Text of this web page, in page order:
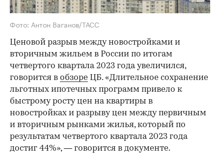
Фото: Антон Ваганов/ТАСС
Ценовой разрыв между новостройками и
вторичным жильем в России по итогам
четвертого квартала 2023 года увеличился,
говорится в обзоре ЦБ. «Длительное сохранение
льготных ипотечных программ привело к
быстрому росту цен на квартиры в
новостройках и разрыву цен между первичным
и вторичным рынками жилья, который по
результатам четвертого квартала 2023 года
достиг 44%», — говорится в документе.